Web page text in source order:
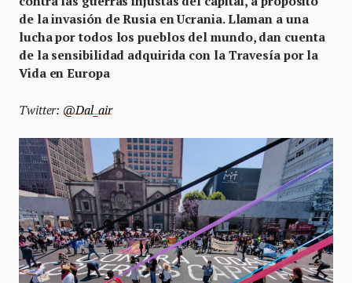
de la invasión de Rusia en Ucrania. Llaman a una
lucha por todos los pueblos del mundo, dan cuenta
de la sensibilidad adquirida con la Travesía por la
Vida en Europa
Twitter:@Dal_air